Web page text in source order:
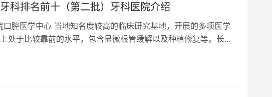
科排名前十（第二批）牙科医院介绍
口腔医学中心 当地知名度较高的临床研究基地，开展的多项医学
处于比较靠前的水平，包含显微根管缓解以及种植修复等。长期